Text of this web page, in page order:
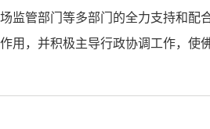
监管部门等多部门的全力支持和配
用，并积极主导行政协调工作，使